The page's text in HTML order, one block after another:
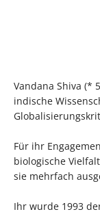
Vandana Shiva (*
indische
Für ihr
biologische
sie mehrfach
Ihr wurde 1993